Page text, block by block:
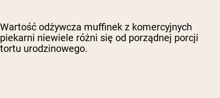
Wartość odżywcza muffinek z komercyjnych
piekarni niewiele różni się od porządnej porcji
tortu urodzinowego.